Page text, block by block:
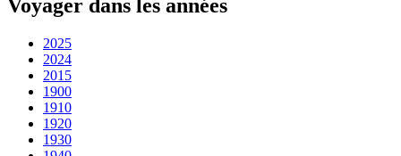
Voyager dans les années
2025
2024
2015
1900
1910
1920
1930